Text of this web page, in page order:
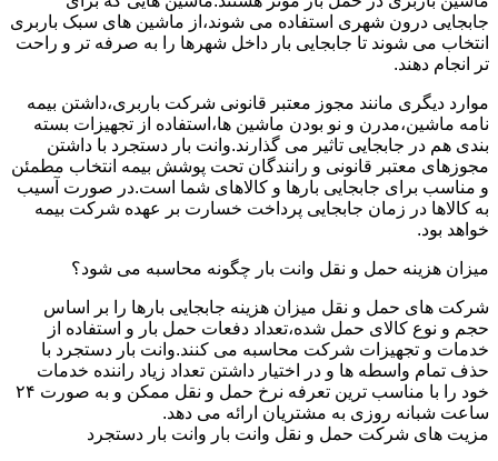
جابجایی درون شهری استفاده می شوند،از ماشین های سبک باربری
انتخاب می شوند تا جابجایی بار داخل شهرها را به صرفه تر و راحت
تر انجام دهند.
موارد دیگری مانند مجوز معتبر قانونی شرکت باربری،داشتن بیمه
نامه ماشین،مدرن و نو بودن ماشین ها،استفاده از تجهیزات بسته
بندی هم در جابجایی تاثیر می گذارند.وانت بار دستجرد با داشتن
مجوزهای معتبر قانونی و رانندگان تحت پوشش بیمه انتخاب مطمئن
و مناسب برای جابجایی بارها و کالاهای شما است.در صورت آسیب
به کالاها در زمان جابجایی پرداخت خسارت بر عهده شرکت بیمه
خواهد بود.
میزان هزینه حمل و نقل وانت بار چگونه محاسبه می شود؟
شرکت های حمل و نقل میزان هزینه جابجایی بارها را بر اساس
حجم و نوع کالای حمل شده،تعداد دفعات حمل بار و استفاده از
خدمات و تجهیزات شرکت محاسبه می کنند.وانت بار دستجرد با
حذف تمام واسطه ها و در اختیار داشتن تعداد زیاد راننده خدمات
خود را با مناسب ترین تعرفه نرخ حمل و نقل ممکن و به صورت ۲۴
ساعت شبانه روزی به مشتریان ارائه می دهد.
مزیت های شرکت حمل و نقل وانت بار وانت بار دستجرد